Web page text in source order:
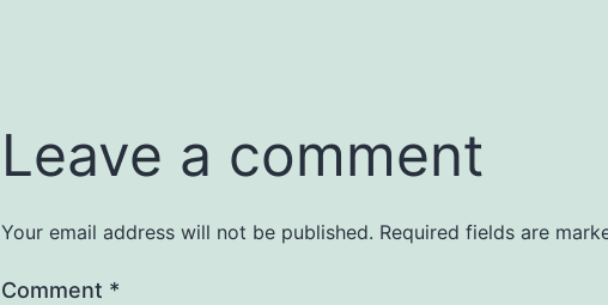
Leave a comment
Your email address will not be published. Required fields are
Comment *